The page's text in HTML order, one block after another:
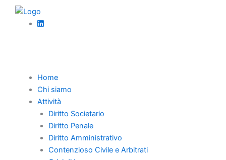
Home
Chi siamo
Attività
Diritto Societario
Diritto Penale
Diritto Amministrativo
Contenzioso Civile e Arbitrati
La revoca
dell’ammissione al
concordato